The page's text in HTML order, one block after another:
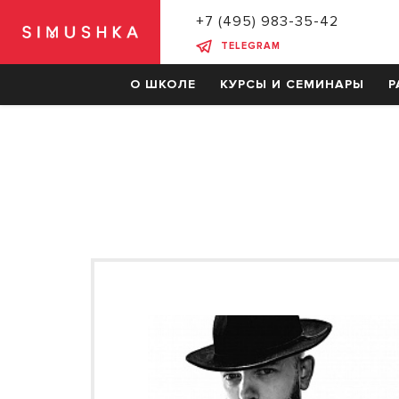
TELEGRAM
+7 (495) 983-35-42
О ШКОЛЕ КУРСЫ И СЕМИНАРЫ
Мужские стрижки
Женские стрижки
Колористика